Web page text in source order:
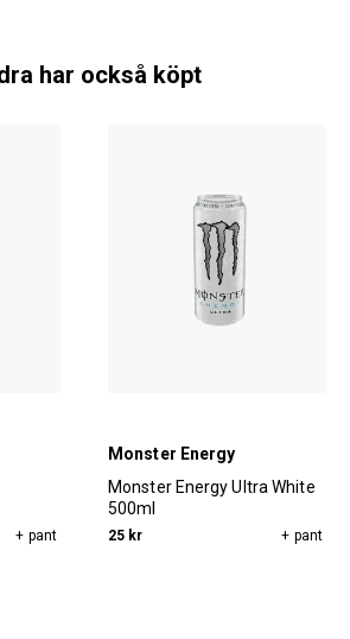
har också köpt
+ pant
Monster Energy
Monster Energy Ultra White
500ml
25 kr + pant